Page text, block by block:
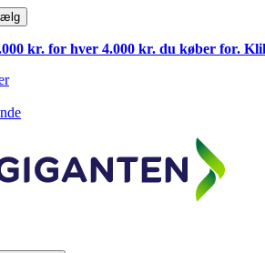
kr. for hver 4.000 kr. du køber for.